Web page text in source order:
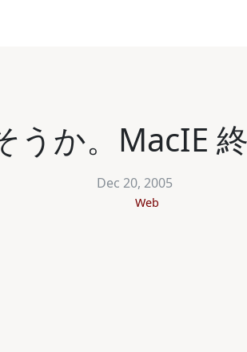
うか。MacIE 終
Dec 20, 2005
Web